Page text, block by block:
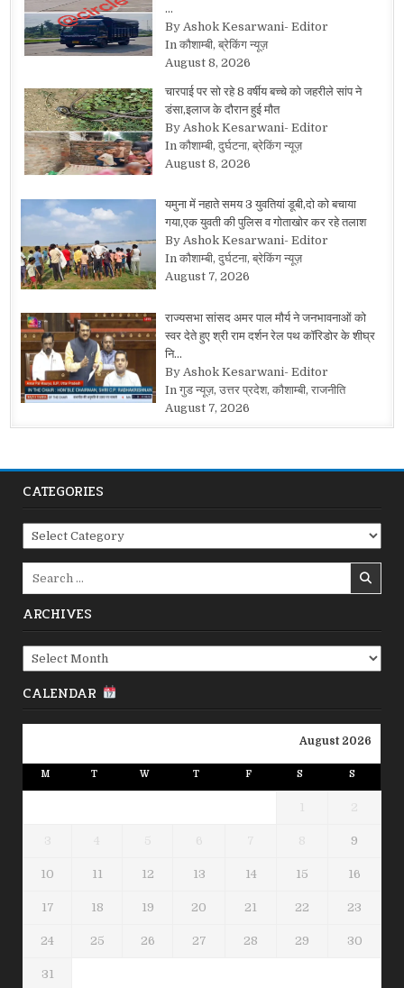
…
By Ashok Kesarwani- Editor
In कौशाम्बी, ब्रेकिंग न्यूज़
August 8, 2026
चारपाई पर सो रहे 8 वर्षीय बच्चे को जहरीले सांप ने
डंसा,इलाज के दौरान हुई मौत
By Ashok Kesarwani- Editor
In कौशाम्बी, दुर्घटना, ब्रेकिंग न्यूज़
August 8, 2026
यमुना में नहाते समय 3 युवतियां डूबी,दो को बचाया
गया,एक युवती की पुलिस व गोताखोर कर रहे तलाश
By Ashok Kesarwani- Editor
In कौशाम्बी, दुर्घटना, ब्रेकिंग न्यूज़
August 7, 2026
राज्यसभा सांसद अमर पाल मौर्य ने जनभावनाओं को
स्वर देते हुए श्री राम दर्शन रेल पथ कॉरिडोर के शीघ्र
नि…
By Ashok Kesarwani- Editor
In गुड न्यूज़, उत्तर प्रदेश, कौशाम्बी, राजनीति
August 7, 2026
CATEGORIES
Categories
ARCHIVES
Archives
CALENDAR
August 2026
M T W T F S S
1 2
3 4 5 6 7 8 9
10 11 12 13 14 15 16
17 18 19 20 21 22 23
24 25 26 27 28 29 30
31